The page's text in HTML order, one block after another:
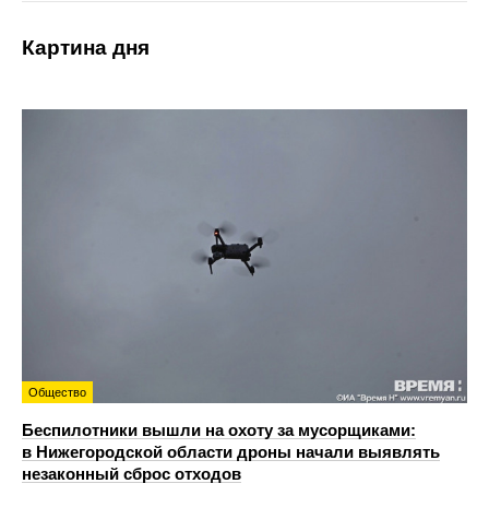
Картина дня
Общество
Беспилотники вышли на охоту за мусорщиками:
в Нижегородской области дроны начали выявлять
незаконный сброс отходов